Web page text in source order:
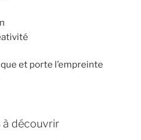
et porte l’empreinte
découvrir